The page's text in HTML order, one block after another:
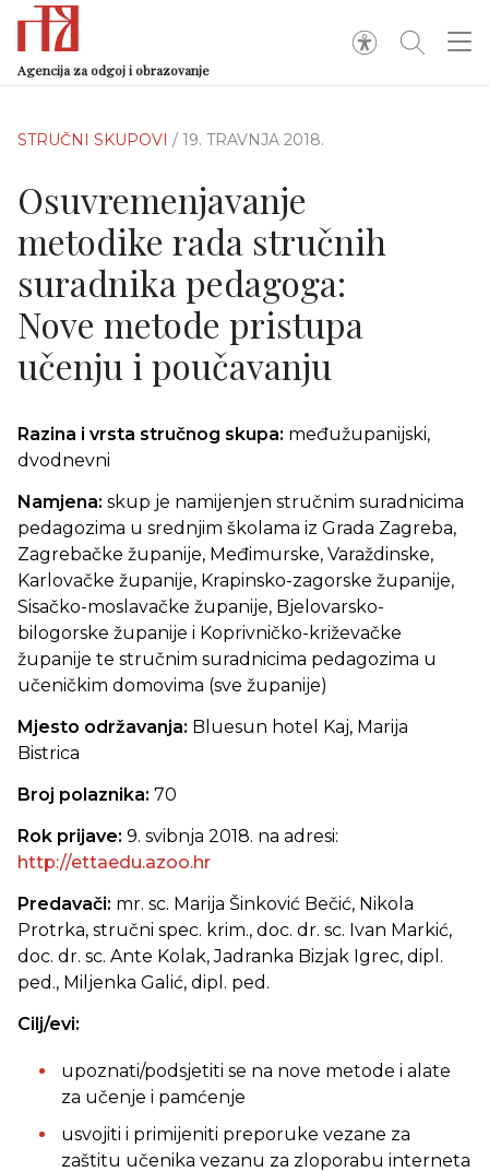
Agencija za odgoj i obrazovanje
STRUČNI SKUPOVI / 19. TRAVNJA 2018.
Osuvremenjavanje
metodike rada stručnih
suradnika pedagoga:
Nove metode pristupa
učenju i poučavanju
Razina i vrsta stručnog skupa: međužupanijski,
dvodnevni
Namjena: skup je namijenjen stručnim suradnicima
pedagozima u srednjim školama iz Grada Zagreba,
Zagrebačke županije, Međimurske, Varaždinske,
Karlovačke županije, Krapinsko-zagorske županije,
Sisačko-moslavačke županije, Bjelovarsko-
bilogorske županije i Koprivničko-križevačke
županije te stručnim suradnicima pedagozima u
učeničkim domovima (sve županije)
Mjesto održavanja: Bluesun hotel Kaj, Marija
Bistrica
Broj polaznika: 70
Rok prijave: 9. svibnja 2018. na adresi:
http://ettaedu.azoo.hr
Predavači: mr. sc. Marija Šinković Bečić, Nikola
Protrka, stručni spec. krim., doc. dr. sc. Ivan Markić,
doc. dr. sc. Ante Kolak, Jadranka Bizjak Igrec, dipl.
ped., Miljenka Galić, dipl. ped.
Cilj/evi:
upoznati/podsjetiti se na nove metode i alate
za učenje i pamćenje
usvojiti i primijeniti preporuke vezane za
zaštitu učenika vezanu za zloporabu interneta